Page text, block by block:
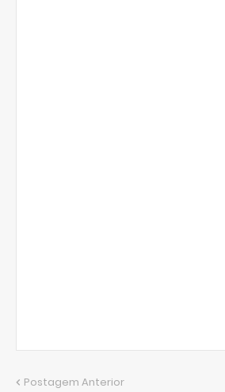
Postagem Anterior